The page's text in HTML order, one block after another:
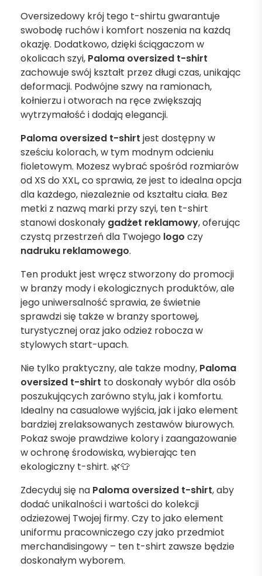
Oversizedowy krój tego t-shirtu gwarantuje
swobodę ruchów i komfort noszenia na każdą
okazję. Dodatkowo, dzięki ściągaczom w
okolicach szyi, Paloma oversized t-shirt
zachowuje swój kształt przez długi czas, unikając
deformacji. Podwójne szwy na ramionach,
kołnierzu i otworach na ręce zwiększają
wytrzymałość i dodają elegancji.
Paloma oversized t-shirt jest dostępny w
sześciu kolorach, w tym modnym odcieniu
fioletowym. Możesz wybrać spośród rozmiarów
od XS do XXL, co sprawia, że jest to idealna opcja
dla każdego, niezależnie od kształtu ciała. Bez
metki z nazwą marki przy szyi, ten t-shirt
stanowi doskonały gadżet reklamowy, oferując
czystą przestrzeń dla Twojego logo czy
nadruku reklamowego.
Ten produkt jest wręcz stworzony do promocji
w branży mody i ekologicznych produktów, ale
jego uniwersalność sprawia, że świetnie
sprawdzi się także w branży sportowej,
turystycznej oraz jako odzież robocza w
stylowych start-upach.
Nie tylko praktyczny, ale także modny, Paloma
oversized t-shirt to doskonały wybór dla osób
poszukujących zarówno stylu, jak i komfortu.
Idealny na casualowe wyjścia, jak i jako element
bardziej zrelaksowanych zestawów biurowych.
Pokaż swoje prawdziwe kolory i zaangażowanie
w ochronę środowiska, wybierając ten
ekologiczny t-shirt. 🌿👕
Zdecyduj się na Paloma oversized t-shirt, aby
dodać unikalności i wartości do kolekcji
odzieżowej Twojej firmy. Czy to jako element
uniformu pracowniczego czy jako przedmiot
merchandisingowy – ten t-shirt zawsze będzie
doskonałym wyborem.